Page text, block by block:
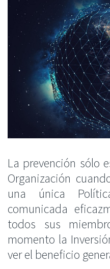
La prevención sólo
Organización
una única
comunicada
todos sus
momento la
ver el beneficio